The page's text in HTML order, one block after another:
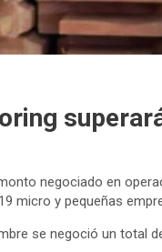
negociado en
micro y pequeñas
se negoció un total